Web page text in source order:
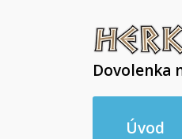
Dovolenka
Úvod